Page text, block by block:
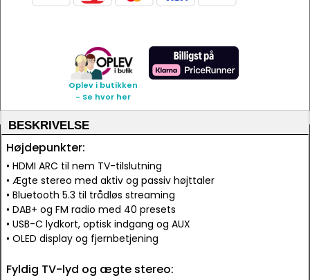
Oplev i butikken
- Se hvor her
BESKRIVELSE
Højdepunkter:
• HDMI ARC til nem TV-tilslutning
• Ægte stereo med aktiv og passiv højttaler
• Bluetooth 5.3 til trådløs streaming
• DAB+ og FM radio med 40 presets
• USB-C lydkort, optisk indgang og AUX
• OLED display og fjernbetjening
Fyldig TV-lyd og ægte stereo: